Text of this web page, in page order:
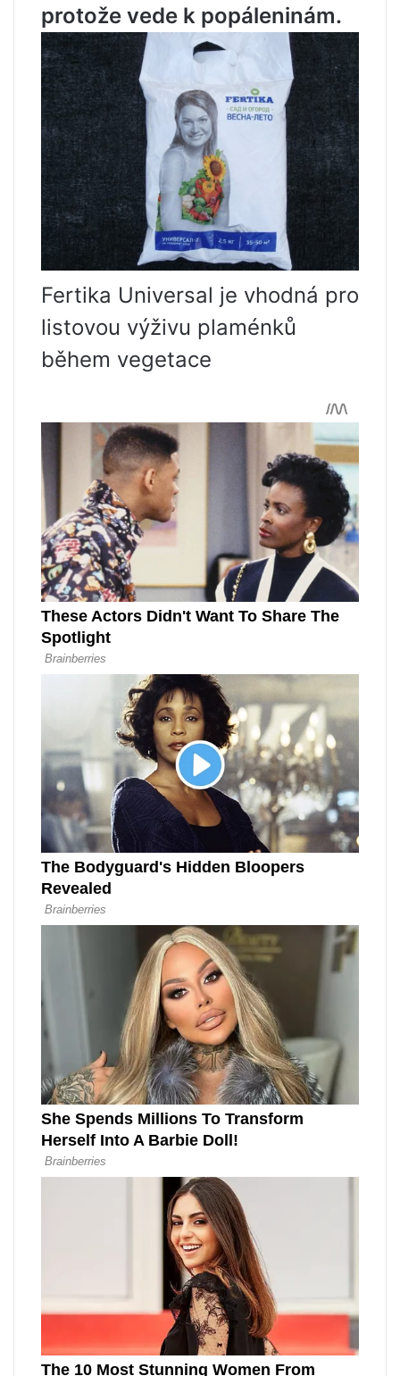
protože vede k popáleninám.
Fertika Universal je vhodná pro
listovou výživu plaménků
během vegetace